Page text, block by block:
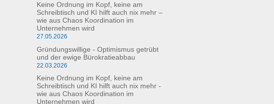
Keine Ordnung im Kopf, keine am
Schreibtisch und KI hilft auch nix mehr –
wie aus Chaos Koordination im
Unternehmen wird
27.05.2026
Gründungswillige - Optimismus getrübt
und der ewige Bürokratieabbau
22.03.2026
Keine Ordnung im Kopf, keine am
Schreibtisch und KI hilft auch nix mehr -
wie aus Chaos Koordination im
Unternehmen wird